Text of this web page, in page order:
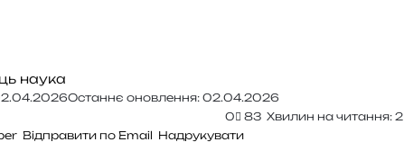
наука
Останнє оновлення: 02.04.2026
0
83 Хвилин на читання: 2
Відправити по Email Надрукувати